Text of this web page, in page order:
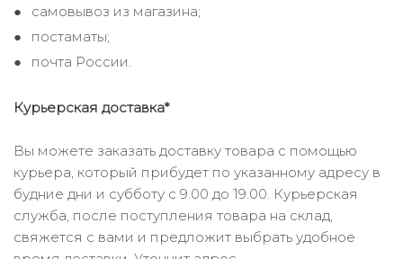
самовывоз из магазина;
постаматы;
почта России.
Курьерская доставка*
Вы можете заказать доставку товара с помощью
курьера, который прибудет по указанному адресу в
будние дни и субботу с 9.00 до 19.00. Курьерская
служба, после поступления товара на склад,
свяжется с вами и предложит выбрать удобное